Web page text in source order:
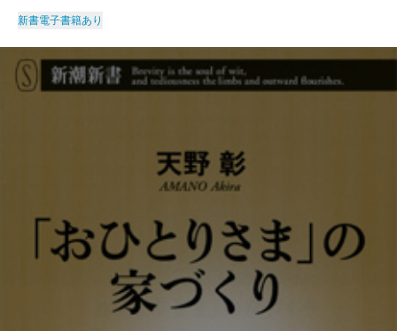
新書電子書籍あり